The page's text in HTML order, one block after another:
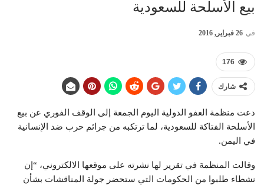
بيع الأسلحة للسعودية
في 26 فبراير, 2016
176
شارك
دعت منظمة العفو الدولية اليوم الجمعة إلى الوقف الفوري عن بيع
الأسلحة الفتاكة للسعودية، لما ترتكبه من جرائم حرب ضد الإنسانية
في اليمن.
وقالت المنظمة في تقرير لها نشرته على موقعها الالكتروني، “إن
نشطاء طلبوا من الحكومات التي ستحضر جولة المناقشات بشأن